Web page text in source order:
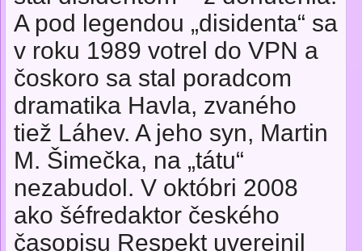
A pod legendou „disidenta“ sa
v roku 1989 votrel do VPN a
čoskoro sa stal poradcom
dramatika Havla, zvaného
tiež Láhev. A jeho syn, Martin
M. Šimečka, na „tátu“
nezabudol. V októbri 2008
ako šéfredaktor českého
časopisu Respekt uverejnil